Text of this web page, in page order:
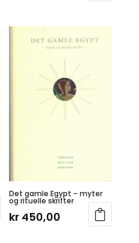
Det gamle Egypt – myter
og rituelle skrifter
kr 450,00